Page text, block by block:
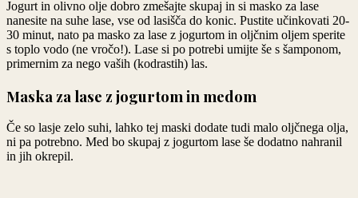
Jogurt in olivno olje dobro zmešajte skupaj in si masko za lase
nanesite na suhe lase, vse od lasišča do konic. Pustite učinkovati 20-
30 minut, nato pa masko za lase z jogurtom in oljčnim oljem sperite
s toplo vodo (ne vročo!). Lase si po potrebi umijte še s šamponom,
primernim za nego vaših (kodrastih) las.
Maska za lase z jogurtom in medom
Če so lasje zelo suhi, lahko tej maski dodate tudi malo oljčnega olja,
ni pa potrebno. Med bo skupaj z jogurtom lase še dodatno nahranil
in jih okrepil.